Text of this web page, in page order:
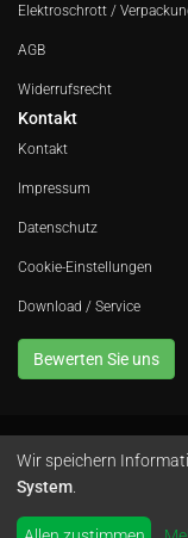
Elektroschrott /
AGB
Widerrufsrecht
Kontakt
Kontakt
Impressum
Datenschutz
Cookie-Einstellungen
Download / Service
Bewerten Sie uns
Avola GmbH • In der
Instagram
Wir speichern
System